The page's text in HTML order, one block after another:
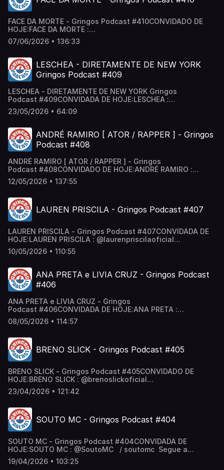
FACE DA MORTE - Gringos Podcast #410CONVIDADO DE
HOJE:FACE DA MORTE :
@facedamorte_oficial / facedamorte_oficial Segue a
gente:Canal de Cortes: / @cortesgringos Gringos no
/ gringospodcast Anfitriões: @neygringos | @erickjay
07/06/2026 • 136:33
LESCHEA - DIRETAMENTE DE NEW YORK
Gringos Podcast #409
LESCHEA - DIRETAMENTE DE NEW YORK Gringos
Podcast #409CONVIDADA DE HOJE:LESCHEA :
@leschea / leschea Segue a gente:Canal de Cortes:
/ @cortesgringos Gringos no Insta:
/ gringospodcast Anfitriões: @neygringos | @erickjay
23/05/2026 • 64:09
ANDRÉ RAMIRO [ ATOR / RAPPER ] - Gringos
Podcast #408
ANDRÉ RAMIRO [ ATOR / RAPPER ] - Gringos
Podcast #408CONVIDADO DE HOJE:ANDRÉ RAMIRO :
@andreramiro / andreramiro Segue a gente:Canal de
Cortes: / @cortesgringos Gringos no Insta:
/ gringospodcast Anfitriões: @neygringos | @erickjay
12/05/2026 • 137:55
LAUREN PRISCILA - Gringos Podcast #407
LAUREN PRISCILA - Gringos Podcast #407CONVIDADA DE
HOJE:LAUREN PRISCILA : ‪@laurenpriscilaoficial‬
/ laurenpriscilaoficial Segue a gente:Canal de Cortes:
/ @cortesgringos Gringos no Insta:
/ gringospodcast Anfitriões: @neygringos | @erickjay
10/05/2026 • 110:55
ANA PRETA e LIVIA CRUZ - Gringos Podcast
#406
ANA PRETA e LIVIA CRUZ - Gringos
Podcast #406CONVIDADA DE HOJE:ANA PRETA :
‪@OFICIALANAPRETA‬ / oficialanapreta LIVIA CRUZ :
@liviacruzh2 / liviacruzh2 Segue a gente:Canal de
/ podcastgringos Gringos no Tik Tok:
/ gringospodcast Anfitriões: @neygringos | @erickjay
08/05/2026 • 114:57
BRENO SLICK - Gringos Podcast #405
BRENO SLICK - Gringos Podcast #405CONVIDADO DE
HOJE:BRENO SLICK : ‪@brenoslickoficial‬
/ brenoslick_ Segue a gente:Canal de Cortes:
/ @cortesgringos Gringos no Insta:
/ gringospodcast Anfitriões: @neygringos | @erickjay
23/04/2026 • 121:42
SOUTO MC - Gringos Podcast #404
SOUTO MC - Gringos Podcast #404CONVIDADA DE
HOJE:SOUTO MC : ‪@SoutoMC‬ / soutomc Segue a
gente:Canal de Cortes: / @cortesgringos Gringos no
Insta: / podcastgringos Gringos no Tik Tok:
19/04/2026 • 103:25